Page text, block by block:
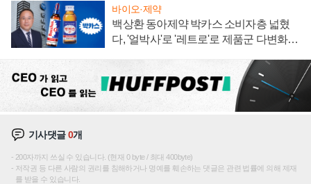
바이오·제약
백상환 동아제약 박카스 소비자층 넓혔
다, '얼박사'로 '레트로'로 제품군 다변화
기사댓글0개
200자까지 쓰실 수 있습니다. (현재 0 byte / 최대 400byte)
저작권 등 다른 사람의 권리를 침해하거나 명예를 훼손하는 댓글은 관련 법률에 의해 제재
를 받을 수 있습니다.